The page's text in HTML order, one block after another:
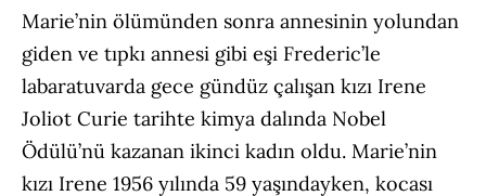
Marie’nin ölümünden sonra annesinin yolundan
giden ve tıpkı annesi gibi eşi Frederic’le
labaratuvarda gece gündüz çalışan kızı Irene
Joliot Curie tarihte kimya dalında Nobel
Ödülü’nü kazanan ikinci kadın oldu. Marie’nin
kızı Irene 1956 yılında 59 yaşındayken, kocası